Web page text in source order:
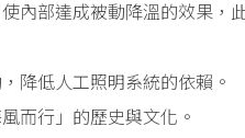
內部達成被動降溫的效果，
降低人工照明系統的依賴。
而行」的歷史與文化。